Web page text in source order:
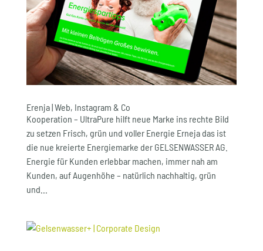
Erenja | Web, Instagram & Co
Kooperation – UltraPure hilft neue Marke ins rechte Bild
zu setzen Frisch, grün und voller Energie Erneja das ist
die nue kreierte Energiemarke der GELSENWASSER AG.
Energie für Kunden erlebbar machen, immer nah am
Kunden, auf Augenhöhe – natürlich nachhaltig, grün
und...